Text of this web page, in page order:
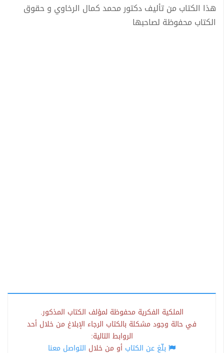
هذا الكتاب من تأليف دكتور محمد كمال الرخاوي و حقوق
الكتاب محفوظة لصاحبها
الملكية الفكرية محفوظة لمؤلف الكتاب المذكور.
في حالة وجود مشكلة بالكتاب الرجاء الإبلاغ من خلال أحد
الروابط التالية:
بلّغ عن الكتاب أو من خلال التواصل معنا